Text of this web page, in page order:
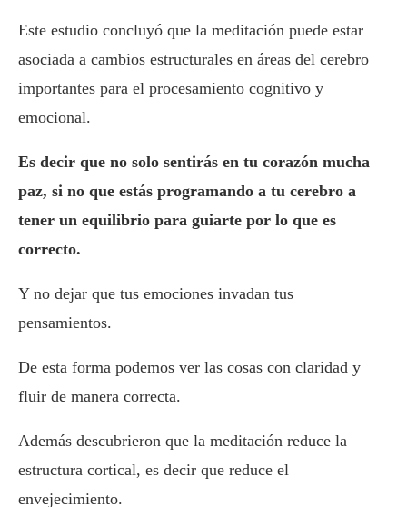
Este estudio concluyó que la meditación puede estar
asociada a cambios estructurales en áreas del cerebro
importantes para el procesamiento cognitivo y
emocional.
Es decir que no solo sentirás en tu corazón mucha
paz, si no que estás programando a tu cerebro a
tener un equilibrio para guiarte por lo que es
correcto.
Y no dejar que tus emociones invadan tus
pensamientos.
De esta forma podemos ver las cosas con claridad y
fluir de manera correcta.
Además descubrieron que la meditación reduce la
estructura cortical, es decir que reduce el
envejecimiento.